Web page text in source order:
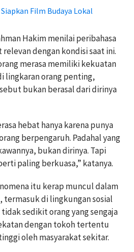
Film Budaya Lokal
Hakim menilai peribahasa
dengan kondisi saat ini.
merasa memiliki kekuatan
lingkaran orang penting,
bukan berasal dari dirinya
hebat hanya karena punya
berpengaruh. Padahal yang
bukan dirinya. Tapi
paling berkuasa,” katanya.
itu kerap muncul dalam
termasuk di lingkungan sosial
sedikit orang yang sengaja
dengan tokoh tertentu
oleh masyarakat sekitar.